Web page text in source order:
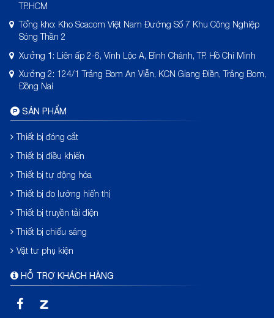
TP.HCM
Tổng kho: Kho Scacom Việt Nam Đường Số 7 Khu Công Nghiệp
Sóng Thần 2
Xưởng 1: Liên ấp 2-6, Vĩnh Lộc A, Bình Chánh, TP. Hồ Chí Minh
Xưởng 2: 124/1 Trảng Bom An Viễn, KCN Giang Điền, Trảng Bom,
Đồng Nai
SẢN PHẨM
Thiết bị đóng cắt
Thiết bị điều khiển
Thiết bị tự động hóa
Thiết bị đo lường hiển thị
Thiết bị truyền tải điện
Thiết bị chiếu sáng
Vật tư phụ kiện
HỖ TRỢ KHÁCH HÀNG